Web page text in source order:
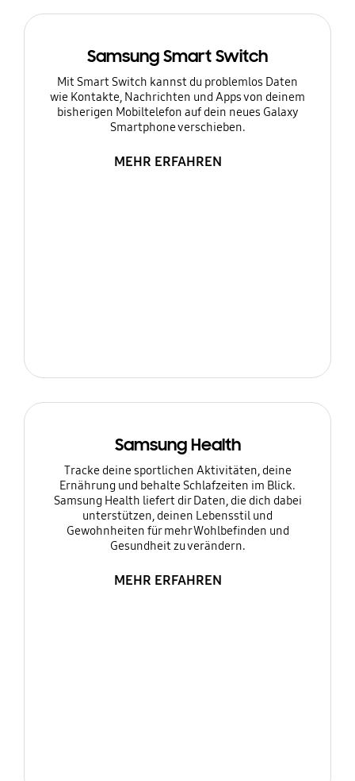
Samsung Smart Switch
Mit Smart Switch kannst du problemlos Daten
wie Kontakte, Nachrichten und Apps von deinem
bisherigen Mobiltelefon auf dein neues Galaxy
Smartphone verschieben.
MEHR ERFAHREN
Samsung Health
Tracke deine sportlichen Aktivitäten, deine
Ernährung und behalte Schlafzeiten im Blick.
Samsung Health liefert dir Daten, die dich dabei
unterstützen, deinen Lebensstil und
Gewohnheiten für mehr Wohlbefinden und
Gesundheit zu verändern.
MEHR ERFAHREN